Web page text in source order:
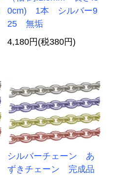
0cm) 1本 シルバー9
25 無垢
4,180円(税380円)
シルバーチェーン あ
ずきチェーン 完成品